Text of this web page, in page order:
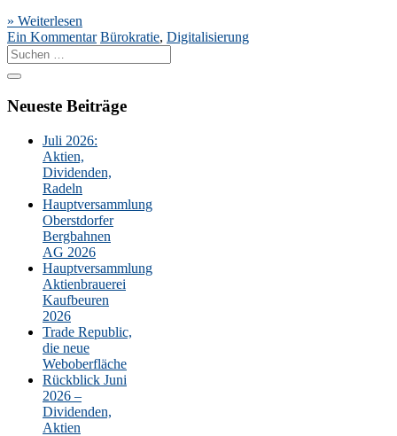
» Weiterlesen
Ein Kommentar Bürokratie, Digitalisierung
Suche
nach:
Neueste Beiträge
Juli 2026:
Aktien,
Dividenden,
Radeln
Hauptversammlung
Oberstdorfer
Bergbahnen
AG 2026
Hauptversammlung
Aktienbrauerei
Kaufbeuren
2026
Trade Republic,
die neue
Weboberfläche
Rückblick Juni
2026 –
Dividenden,
Aktien